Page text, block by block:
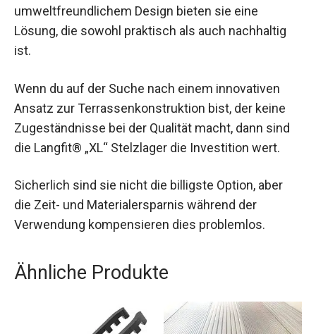
umweltfreundlichem Design bieten sie eine
Lösung, die sowohl praktisch als auch nachhaltig
ist.
Wenn du auf der Suche nach einem innovativen
Ansatz zur Terrassenkonstruktion bist, der keine
Zugeständnisse bei der Qualität macht, dann sind
die Langfit® „XL“ Stelzlager die Investition wert.
Sicherlich sind sie nicht die billigste Option, aber
die Zeit- und Materialersparnis während der
Verwendung kompensieren dies problemlos.
Ähnliche Produkte